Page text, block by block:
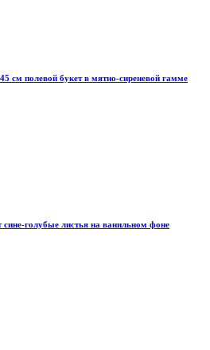
см полевой букет в мятно-сиреневой гамме
голубые листья на ванильном фоне